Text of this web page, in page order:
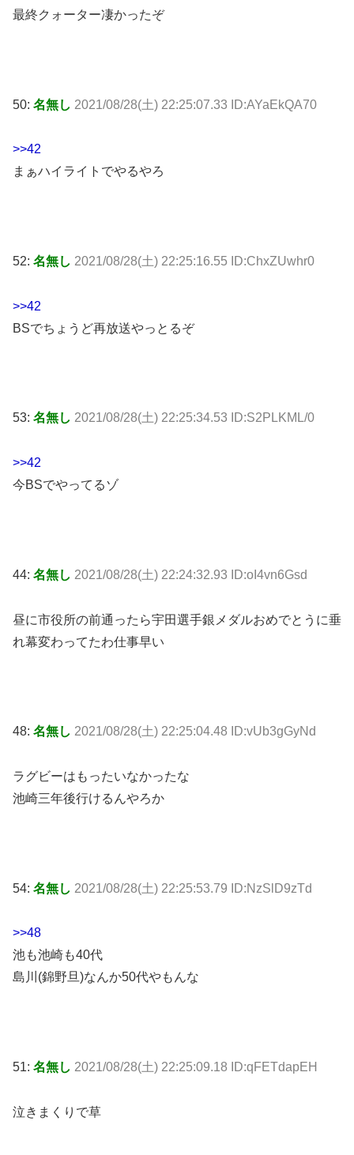
最終クォーター凄かったぞ
50: 名無し 2021/08/28(土) 22:25:07.33 ID:AYaEkQA70
>>42
まぁハイライトでやるやろ
52: 名無し 2021/08/28(土) 22:25:16.55 ID:ChxZUwhr0
>>42
BSでちょうど再放送やっとるぞ
53: 名無し 2021/08/28(土) 22:25:34.53 ID:S2PLKML/0
>>42
今BSでやってるゾ
44: 名無し 2021/08/28(土) 22:24:32.93 ID:oI4vn6Gsd
昼に市役所の前通ったら宇田選手銀メダルおめでとうに垂
れ幕変わってたわ仕事早い
48: 名無し 2021/08/28(土) 22:25:04.48 ID:vUb3gGyNd
ラグビーはもったいなかったな
池崎三年後行けるんやろか
54: 名無し 2021/08/28(土) 22:25:53.79 ID:NzSlD9zTd
>>48
池も池崎も40代
島川(錦野旦)なんか50代やもんな
51: 名無し 2021/08/28(土) 22:25:09.18 ID:qFETdapEH
泣きまくりで草